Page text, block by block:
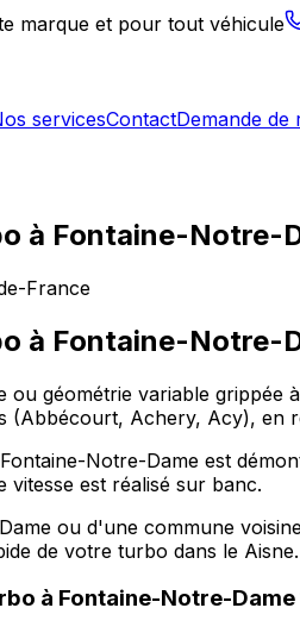
marque et pour tout véhicule
servicesContactDemande de
à Fontaine-Notre-
France
à Fontaine-Notre-
ou géométrie variable
(Abbécourt, Achery, Acy), en
Notre-Dame est
vitesse est réalisé sur banc.
ou d'une commune
de votre turbo dans le Aisne.
à Fontaine-Notre-Dame